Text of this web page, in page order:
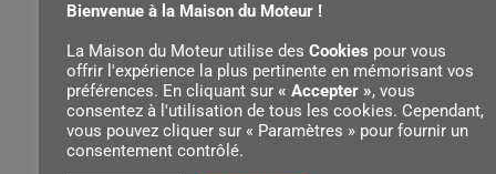
Nombre de dents de pignon de renvoi
10
Bienvenue à la Maison du Moteur !
La Maison du Moteur utilise des Cookies pour vous
offrir l'expérience la plus pertinente en mémorisant vos
préférences. En cliquant sur « Accepter », vous
consentez à l'utilisation de tous les cookies. Cependant,
vous pouvez cliquer sur « Paramètres » pour fournir un
consentement contrôlé.